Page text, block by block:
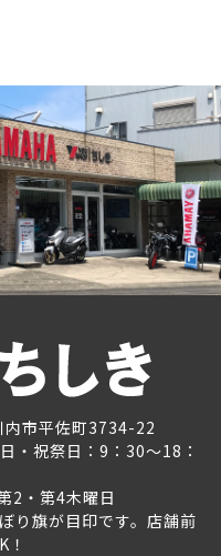
市平佐町3734-22
祝祭日：9：30～18：
2・第4木曜日
り旗が目印です。店舗前
！